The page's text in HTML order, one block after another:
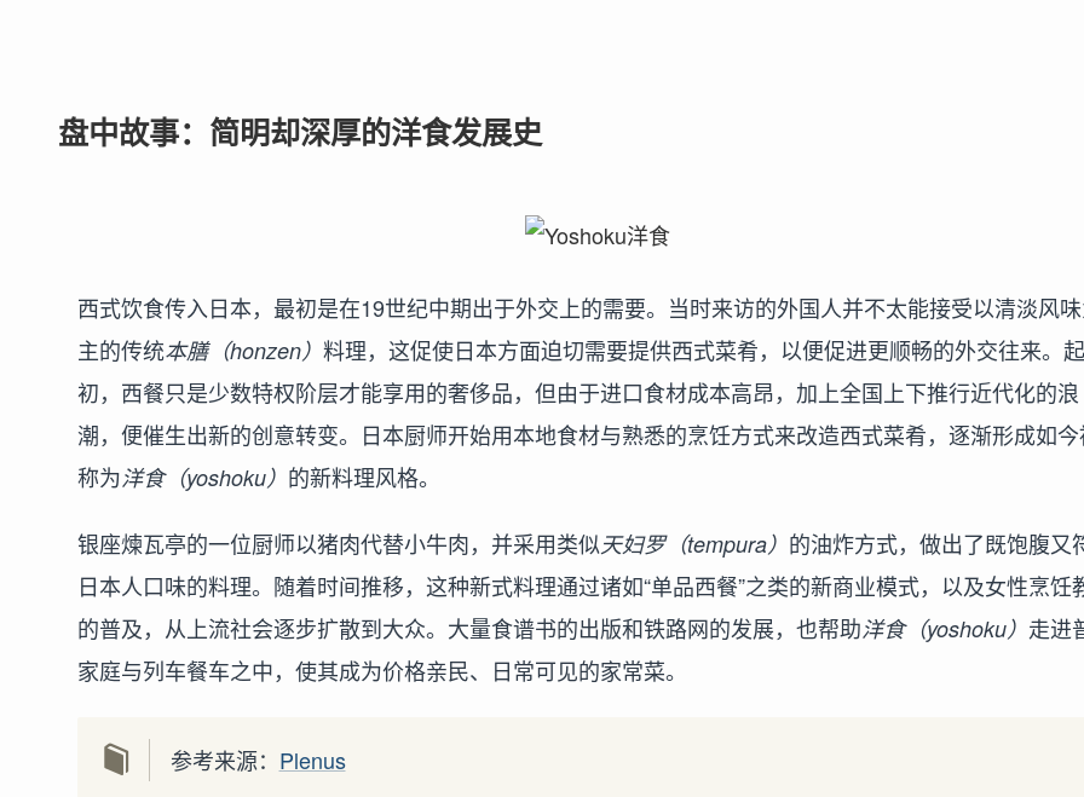
盘中故事：简明却深厚的洋食发展史
西式饮食传入日本，最初是在19世纪中期出于外交上的需要。当时来访的外国人并不太能接受以清淡风
主的传统本膳（honzen） 料理，这促使日本方面迫切需要提供西式菜肴，以便促进更顺畅的外交往来。起
初，西餐只是少数特权阶层才能享用的奢侈品，但由于进口食材成本高昂，加上全国上下推行近代化的浪
潮，便催生出新的创意转变。日本厨师开始用本地食材与熟悉的烹饪方式来改造西式菜肴，逐渐形成如
称为洋食（yoshoku） 的新料理风格。
银座煉瓦亭的一位厨师以猪肉代替小牛肉，并采用类似天妇罗（tempura） 的油炸方式，做出了既饱腹又
日本人口味的料理。随着时间推移，这种新式料理通过诸如“单品西餐”之类的新商业模式，以及女性烹饪
的普及，从上流社会逐步扩散到大众。大量食谱书的出版和铁路网的发展，也帮助洋食（yoshoku） 走进
家庭与列车餐车之中，使其成为价格亲民、日常可见的家常菜。
参考来源： Plenus